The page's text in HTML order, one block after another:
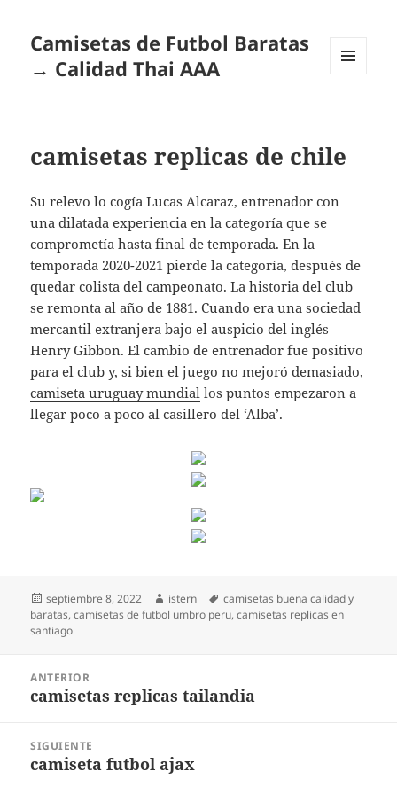
Camisetas de Futbol Baratas
→ Calidad Thai AAA
camisetas replicas de chile
Su relevo lo cogía Lucas Alcaraz, entrenador con
una dilatada experiencia en la categoría que se
comprometía hasta final de temporada. En la
temporada 2020-2021 pierde la categoría, después de
quedar colista del campeonato. La historia del club
se remonta al año de 1881. Cuando era una sociedad
mercantil extranjera bajo el auspicio del inglés
Henry Gibbon. El cambio de entrenador fue positivo
para el club y, si bien el juego no mejoró demasiado,
camiseta uruguay mundial los puntos empezaron a
llegar poco a poco al casillero del ‘Alba’.
Publicado
el
septiembre 8, 2022 Autor
istern Etiquetas
camisetas buena calidad y
baratas,camisetas de futbol umbro peru,camisetas replicas en
santiago
entradas
ANTERIOR
Entrada
camisetas replicas tailandia
SIGUIENTE
Entrada
camiseta futbol ajax